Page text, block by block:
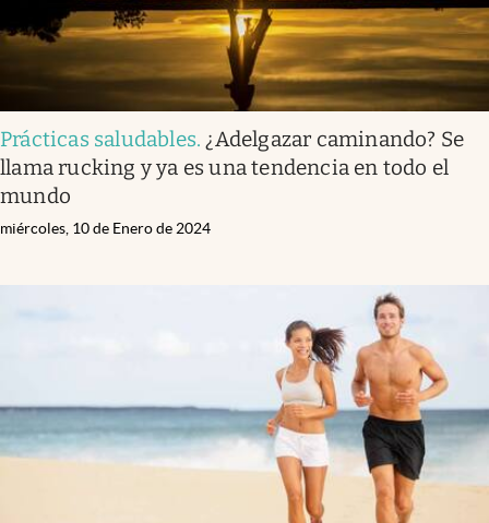
Prácticas saludables. ¿Adelgazar caminando? Se
llama rucking y ya es una tendencia en todo el
mundo
miércoles, 10 de Enero de 2024